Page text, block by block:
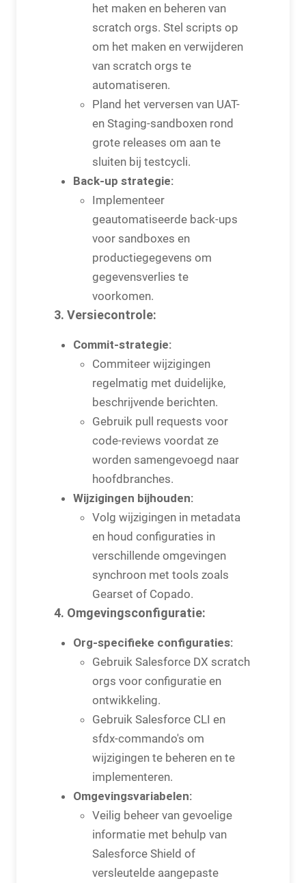
het maken en beheren van
scratch orgs. Stel scripts op
om het maken en verwijderen
van scratch orgs te
automatiseren.
Pland het verversen van UAT-
en Staging-sandboxen rond
grote releases om aan te
sluiten bij testcycli.
Back-up strategie:
Implementeer
geautomatiseerde back-ups
voor sandboxes en
productiegegevens om
gegevensverlies te
voorkomen.
3. Versiecontrole:
Commit-strategie:
Commiteer wijzigingen
regelmatig met duidelijke,
beschrijvende berichten.
Gebruik pull requests voor
code-reviews voordat ze
worden samengevoegd naar
hoofdbranches.
Wijzigingen bijhouden:
Volg wijzigingen in metadata
en houd configuraties in
verschillende omgevingen
synchroon met tools zoals
Gearset of Copado.
4. Omgevingsconfiguratie:
Org-specifieke configuraties:
Gebruik Salesforce DX scratch
orgs voor configuratie en
ontwikkeling.
Gebruik Salesforce CLI en
sfdx-commando's om
wijzigingen te beheren en te
implementeren.
Omgevingsvariabelen:
Veilig beheer van gevoelige
informatie met behulp van
Salesforce Shield of
versleutelde aangepaste